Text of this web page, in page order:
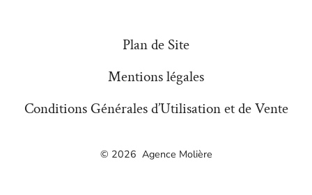
Plan de Site
Mentions légales
Conditions Générales d’Utilisation et de Vente
© 2026 Agence Molière